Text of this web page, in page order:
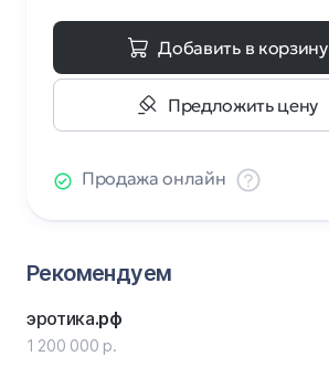
Добавить в корзину
Предложить цену
Продажа онлайн
Рекомендуем
эротика.рф
1 200 000 р.